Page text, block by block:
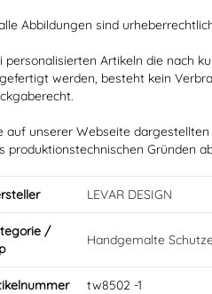
Abbildungen sind
personalisierten Artikeln die nach
werden, besteht kein
auf unserer Webseite
produktionstechnischen Gründen
LEVAR DESIGN
/
Handgemalte
tw8502 -1